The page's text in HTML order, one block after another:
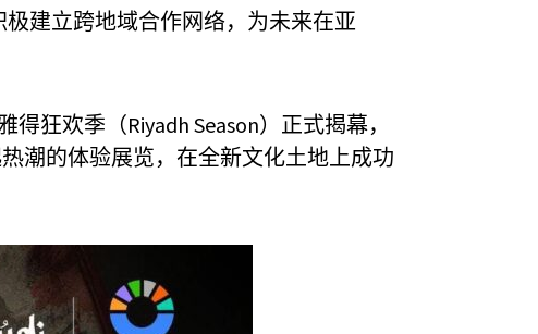
建立跨地域合作网络，为未来在亚
狂欢季（Riyadh Season）正式揭幕，
潮的体验展览，在全新文化土地上成功